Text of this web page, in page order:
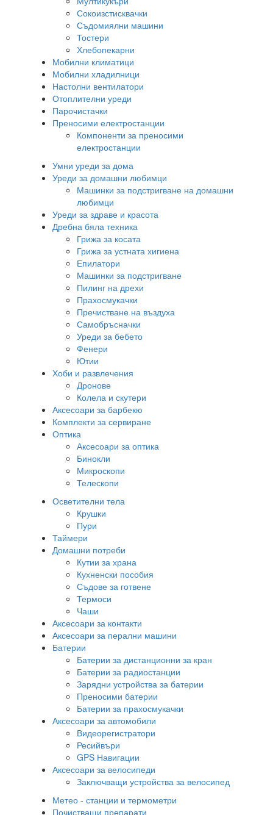
Сокоизстисквачки
Съдомиялни машини
Тостери
Хлебопекарни
Мобилни климатици
Мобилни хладилници
Настолни вентилатори
Отоплителни уреди
Парочистачки
Преносими електростанции
Компоненти за преносими
електростанции
Умни уреди за дома
Уреди за домашни любимци
Машинки за подстригване на домашни
любимци
Уреди за здраве и красота
Дребна бяла техника
Грижа за косата
Грижа за устната хигиена
Епилатори
Машинки за подстригване
Пилинг на дрехи
Прахосмукачки
Пречистване на въздуха
Самобръсначки
Уреди за бебето
Фенери
Ютии
Хоби и развлечения
Дронове
Колела и скутери
Аксесоари за барбекю
Комплекти за сервиране
Оптика
Аксесоари за оптика
Бинокли
Микроскопи
Телескопи
Осветителни тела
Крушки
Пури
Таймери
Домашни потреби
Кутии за храна
Кухненски пособия
Съдове за готвене
Термоси
Чаши
Аксесоари за контакти
Аксесоари за перални машини
Батерии
Батерии за дистанционни за кран
Батерии за радиостанции
Зарядни устройства за батерии
Преносими батерии
Батерии за прахосмукачки
Аксесоари за автомобили
Видеорегистратори
Ресийвъри
GPS Навигации
Аксесоари за велосипеди
Заключващи устройства за велосипед
Метео - станции и термометри
Почистващи препарати